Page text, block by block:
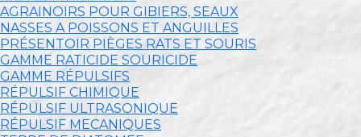
AGRAINOIRS POUR GIBIERS, SEAUX
NASSES A POISSONS ET ANGUILLES
PRÉSENTOIR PIÈGES RATS ET SOURIS
GAMME RATICIDE SOURICIDE
GAMME RÉPULSIFS
RÉPULSIF CHIMIQUE
RÉPULSIF ULTRASONIQUE
RÉPULSIF MECANIQUES